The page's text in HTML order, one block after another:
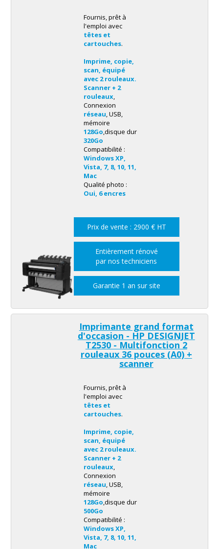
2 rouleaux
2 rouleaux, scanner A0
Fournis, prêt à
l'emploi avec
têtes et
cartouches.
Imprime, copie,
scan, équipé
avec 2 rouleaux.
Scanner + 2
rouleaux,
Connexion
réseau, USB,
mémoire
128Go,disque dur
320Go
Compatibilité :
Windows XP,
Vista, 7, 8, 10, 11,
Mac
Qualité photo :
Oui, 6 encres
Prix de vente : 2900 € HT
Entièrement rénové
par nos techniciens
Garantie 1 an sur site
2 rouleaux
2 rouleaux, scanner A0
Imprimante grand format
d'occasion - HP DESIGNJET
T2530 - Multifonction 2
rouleaux36 pouces (A0) +
scanner
Fournis, prêt à
l'emploi avec
têtes et
cartouches.
Imprime, copie,
scan, équipé
avec 2 rouleaux.
Scanner + 2
rouleaux,
Connexion
réseau, USB,
mémoire
128Go,disque dur
500Go
Compatibilité :
Windows XP,
Vista, 7, 8, 10, 11,
Mac